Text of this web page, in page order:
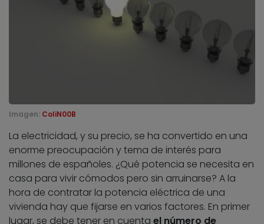
Imagen: ColiN00B
La electricidad, y su precio, se ha convertido en una
enorme preocupación y tema de interés para
millones de españoles. ¿Qué potencia se necesita en
casa para vivir cómodos pero sin arruinarse? A la
hora de contratar la potencia eléctrica de una
vivienda hay que fijarse en varios factores. En primer
lugar, se debe tener en cuenta el número de